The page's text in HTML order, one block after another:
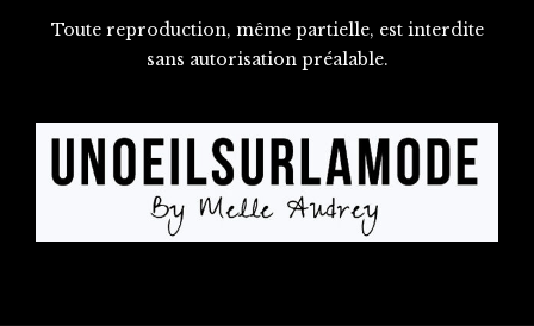
Toute reproduction, même partielle, est interdite
sans autorisation préalable.